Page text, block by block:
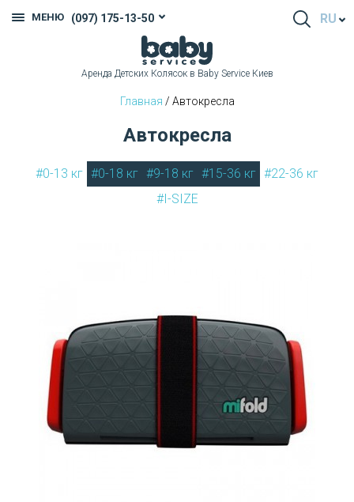
МЕНЮ (097) 175-13-50 RU
Аренда Детских Колясок в Baby Service Киев
Главная / Автокресла
Автокресла
#0-13 кг #0-18 кг #9-18 кг #15-36 кг #22-36 кг
#I-SIZE